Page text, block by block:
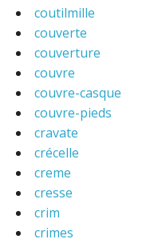
coutilmille
couverte
couverture
couvre
couvre-casque
couvre-pieds
cravate
crécelle
creme
cresse
crim
crimes